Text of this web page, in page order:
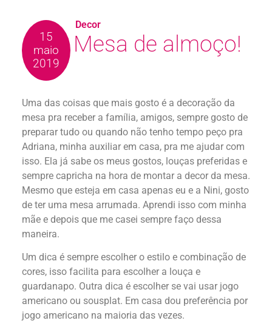
15
maio
2019
Mesa de almoço!
Uma das coisas que mais gosto é a decoração da
mesa pra receber a família, amigos, sempre gosto de
preparar tudo ou quando não tenho tempo peço pra
Adriana, minha auxiliar em casa, pra me ajudar com
isso. Ela já sabe os meus gostos, louças preferidas e
sempre capricha na hora de montar a decor da mesa.
Mesmo que esteja em casa apenas eu e a Nini, gosto
de ter uma mesa arrumada. Aprendi isso com minha
mãe e depois que me casei sempre faço dessa
maneira.
Um dica é sempre escolher o estilo e combinação de
cores, isso facilita para escolher a louça e
guardanapo. Outra dica é escolher se vai usar jogo
americano ou sousplat. Em casa dou preferência por
jogo americano na maioria das vezes.
Decor